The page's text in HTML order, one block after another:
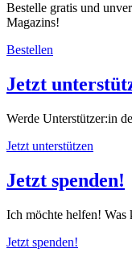
Bestelle gratis und
Magazins!
Bestellen
Jetzt
Werde Unterstützer:in
Jetzt unterstützen
Jetzt spenden!
Ich möchte helfen! Was
Jetzt spenden!